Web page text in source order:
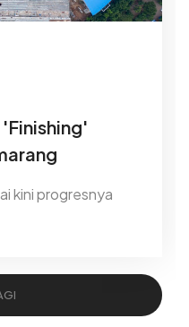
kini progresnya